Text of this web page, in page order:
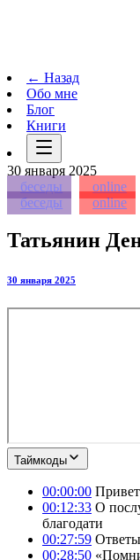
← Назад
Обо мне
Блог
Книги
30 января 2025
беседы
online
беседы
online
Татьянин
30 января 2025
Таймкоды
00:00:00
00:12:33 О
благодати
00:27:59
00:28:50